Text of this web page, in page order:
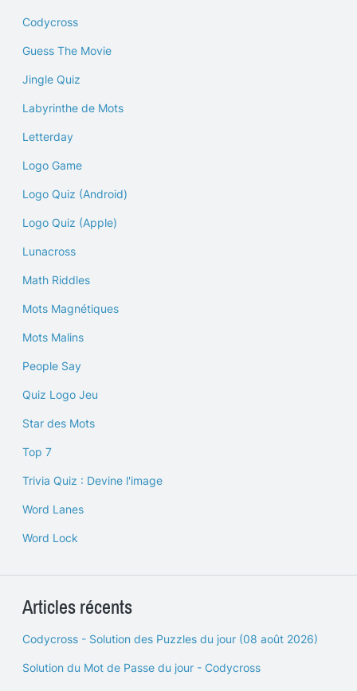
Codycross
Guess The Movie
Jingle Quiz
Labyrinthe de Mots
Letterday
Logo Game
Logo Quiz (Android)
Logo Quiz (Apple)
Lunacross
Math Riddles
Mots Magnétiques
Mots Malins
People Say
Quiz Logo Jeu
Star des Mots
Top 7
Trivia Quiz : Devine l'image
Word Lanes
Word Lock
Articles récents
Codycross - Solution des Puzzles du jour (08 août 2026)
Solution du Mot de Passe du jour - Codycross